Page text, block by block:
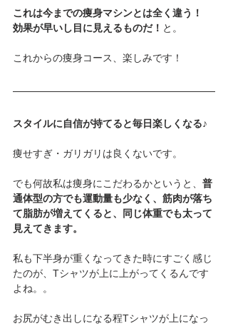
これは今までの痩身マシンとは全く違う！
効果が早いし目に見えるものだ！ と。
これからの痩身コース、楽しみです！
スタイルに自信が持てると毎日楽しくなる♪
痩せすぎ・ガリガリは良くないです。
でも何故私は痩身にこだわるかというと、 普
通体型の方でも運動量も少なく、筋肉が落ち
て脂肪が増えてくると、同じ体重でも太って
見えてきます。
私も下半身が重くなってきた時にすごく感じ
たのが、Tシャツが上に上がってくるんです
よね。。
お尻がむき出しになる程Tシャツが上になっ